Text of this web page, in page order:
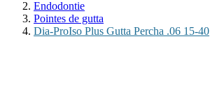
Endodontie
Pointes de gutta
Dia-ProIso Plus Gutta Percha .06 15-40